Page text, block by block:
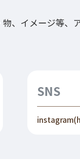
、イメージ等、
SNS